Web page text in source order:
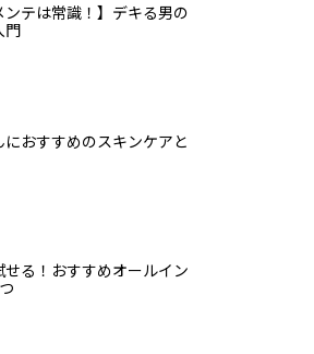
ンテは常識！】デキる男の
門
おすすめのスキンケアと
せる！おすすめオールイン